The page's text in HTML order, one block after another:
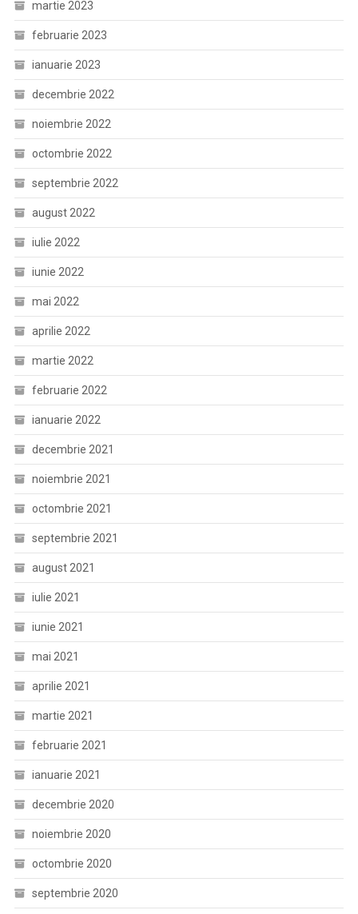
martie 2023
februarie 2023
ianuarie 2023
decembrie 2022
noiembrie 2022
octombrie 2022
septembrie 2022
august 2022
iulie 2022
iunie 2022
mai 2022
aprilie 2022
martie 2022
februarie 2022
ianuarie 2022
decembrie 2021
noiembrie 2021
octombrie 2021
septembrie 2021
august 2021
iulie 2021
iunie 2021
mai 2021
aprilie 2021
martie 2021
februarie 2021
ianuarie 2021
decembrie 2020
noiembrie 2020
octombrie 2020
septembrie 2020